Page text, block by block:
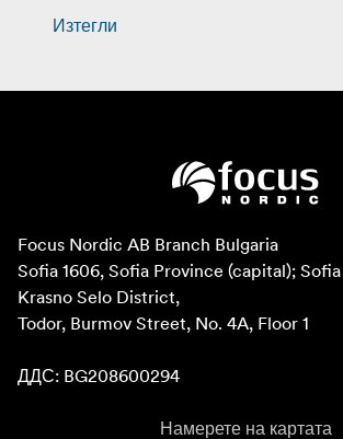
Изтегли
Focus Nordic AB Branch Bulgaria
Sofia 1606, Sofia Province (capital);
Krasno Selo District,
Todor, Burmov Street, No. 4A, Floor 1
ДДС: BG208600294
Намерете на картата